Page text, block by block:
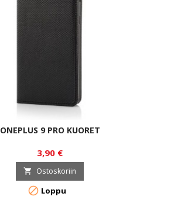
ONEPLUS 9 PRO KUORET
3,90 €
 Ostoskoriin
 Loppu